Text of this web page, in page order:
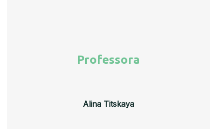
Professora
Alina Titskaya